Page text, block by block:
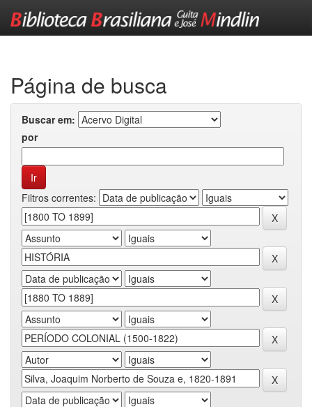
Página de busca
Buscar em:
por
Filtros correntes: